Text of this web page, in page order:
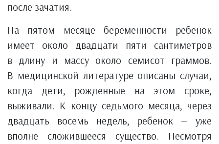
после зачатия.
На пятом месяце беременности ребенок
имеет около двадцати пяти сантиметров
в длину и массу около семисот граммов.
В медицинской литературе описаны случаи,
когда дети, рожденные на этом сроке,
выживали. К концу седьмого месяца, через
двадцать восемь недель, ребенок — уже
вполне сложившееся существо. Несмотря